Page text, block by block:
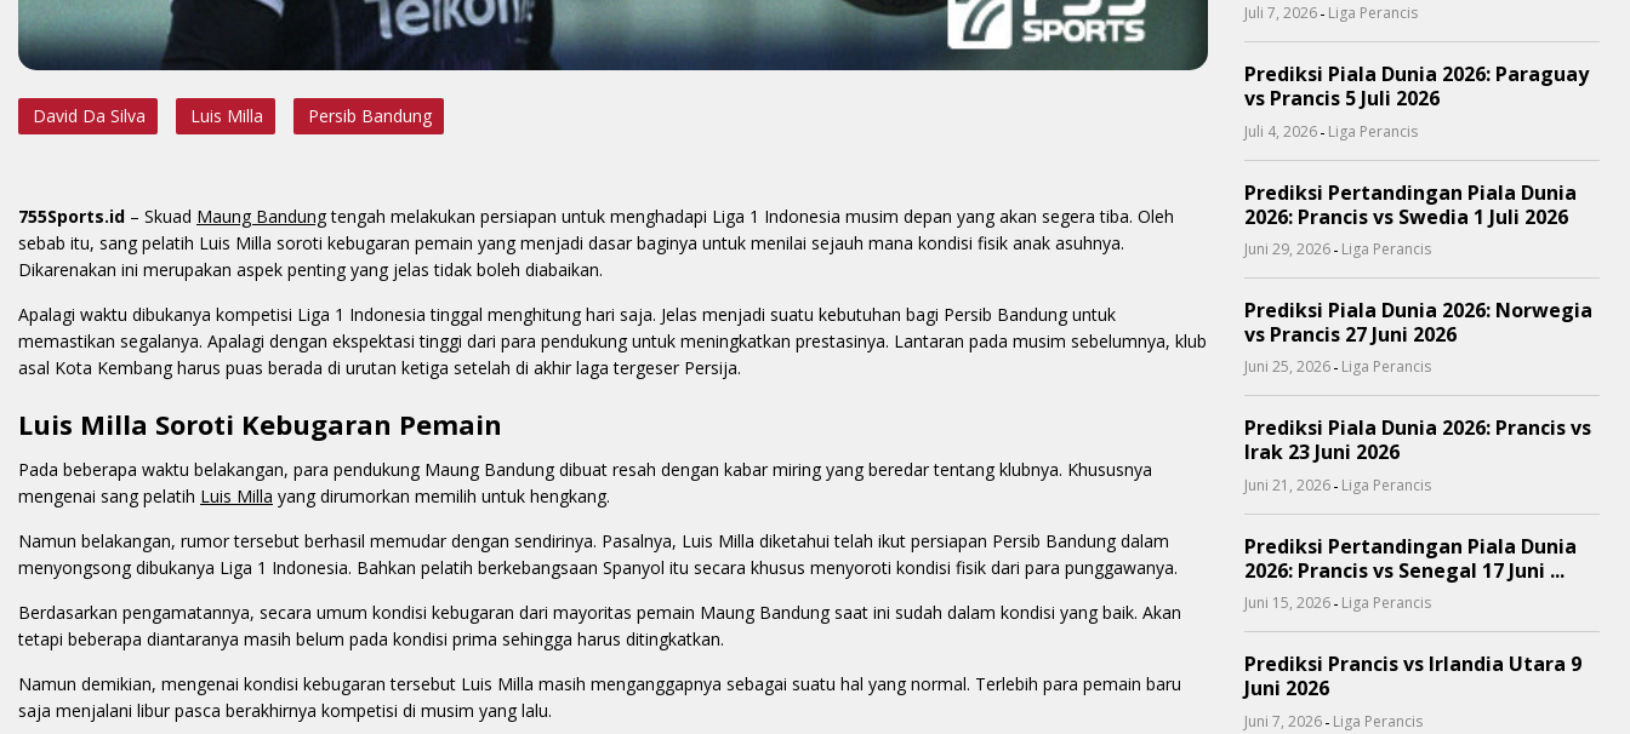
David Da Silva Luis Milla Persib Bandung
755Sports.id – Skuad Maung Bandungtengah melakukan persiapan untuk menghadapi Liga 1 Indonesia musim depan yang akan segera tiba. Oleh
sebab itu, sang pelatih Luis Milla soroti kebugaran pemain yang menjadi dasar baginya untuk menilai sejauh mana kondisi fisik anak asuhnya.
Dikarenakan ini merupakan aspek penting yang jelas tidak boleh diabaikan.
Apalagi waktu dibukanya kompetisi Liga 1 Indonesia tinggal menghitung hari saja. Jelas menjadi suatu kebutuhan bagi Persib Bandung untuk
memastikan segalanya. Apalagi dengan ekspektasi tinggi dari para pendukung untuk meningkatkan prestasinya. Lantaran pada musim sebelumnya, klub
asal Kota Kembang harus puas berada di urutan ketiga setelah di akhir laga tergeser Persija.
Luis Milla Soroti Kebugaran Pemain
Pada beberapa waktu belakangan, para pendukung Maung Bandung dibuat resah dengan kabar miring yang beredar tentang klubnya. Khususnya
mengenai sang pelatih Luis Milla yang dirumorkan memilih untuk hengkang.
Namun belakangan, rumor tersebut berhasil memudar dengan sendirinya. Pasalnya, Luis Milla diketahui telah ikut persiapan Persib Bandung dalam
menyongsong dibukanya Liga 1 Indonesia. Bahkan pelatih berkebangsaan Spanyol itu secara khusus menyoroti kondisi fisik dari para punggawanya.
Berdasarkan pengamatannya, secara umum kondisi kebugaran dari mayoritas pemain Maung Bandung saat ini sudah dalam kondisi yang baik. Akan
tetapi beberapa diantaranya masih belum pada kondisi prima sehingga harus ditingkatkan.
Namun demikian, mengenai kondisi kebugaran tersebut Luis Milla masih menganggapnya sebagai suatu hal yang normal. Terlebih para pemain baru
saja menjalani libur pasca berakhirnya kompetisi di musim yang lalu.
Juli 7, 2026 - Liga Perancis
Prediksi Piala Dunia 2026: Paraguay
vs Prancis 5 Juli 2026
Juli 4, 2026 - Liga Perancis
Prediksi Pertandingan Piala Dunia
2026: Prancis vs Swedia 1 Juli 2026
Juni 29, 2026 - Liga Perancis
Prediksi Piala Dunia 2026: Norwegia
vs Prancis 27 Juni 2026
Juni 25, 2026 - Liga Perancis
Prediksi Piala Dunia 2026: Prancis vs
Irak 23 Juni 2026
Juni 21, 2026 - Liga Perancis
Prediksi Pertandingan Piala Dunia
2026: Prancis vs Senegal 17 Juni ...
Juni 15, 2026 - Liga Perancis
Prediksi Prancis vs Irlandia Utara 9
Juni 2026
Juni 7, 2026 - Liga Perancis